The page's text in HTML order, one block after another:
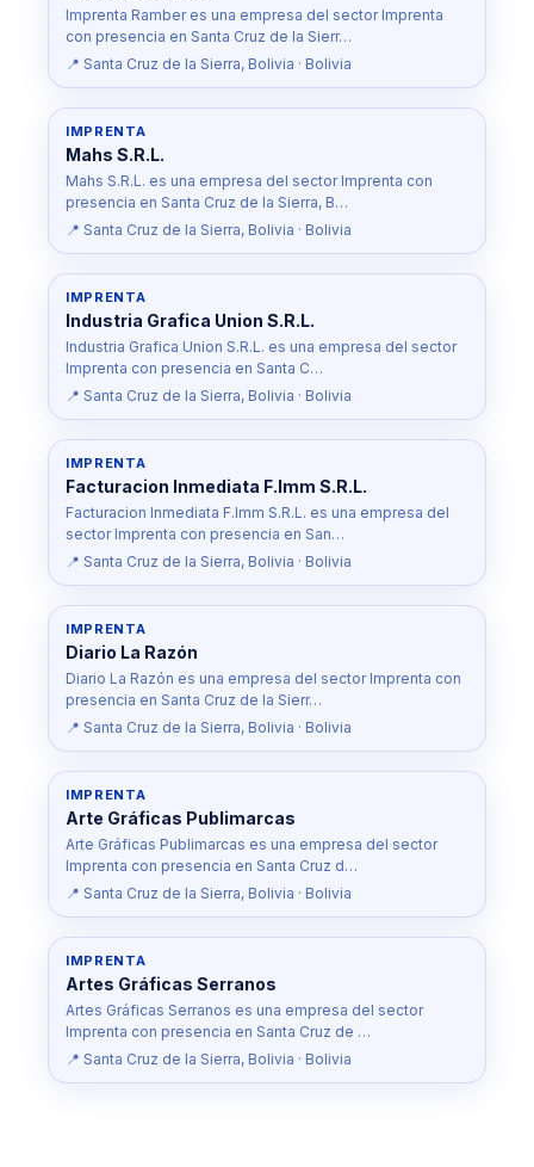
Imprenta Ramber es una empresa del sector Imprenta
con presencia en Santa Cruz de la Sierr…
📍 Santa Cruz de la Sierra, Bolivia · Bolivia
IMPRENTA
Mahs S.R.L.
Mahs S.R.L. es una empresa del sector Imprenta con
presencia en Santa Cruz de la Sierra, B…
📍 Santa Cruz de la Sierra, Bolivia · Bolivia
IMPRENTA
Industria Grafica Union S.R.L.
Industria Grafica Union S.R.L. es una empresa del sector
Imprenta con presencia en Santa C…
📍 Santa Cruz de la Sierra, Bolivia · Bolivia
IMPRENTA
Facturacion Inmediata F.Imm S.R.L.
Facturacion Inmediata F.Imm S.R.L. es una empresa del
sector Imprenta con presencia en San…
📍 Santa Cruz de la Sierra, Bolivia · Bolivia
IMPRENTA
Diario La Razón
Diario La Razón es una empresa del sector Imprenta con
presencia en Santa Cruz de la Sierr…
📍 Santa Cruz de la Sierra, Bolivia · Bolivia
IMPRENTA
Arte Gráficas Publimarcas
Arte Gráficas Publimarcas es una empresa del sector
Imprenta con presencia en Santa Cruz d…
📍 Santa Cruz de la Sierra, Bolivia · Bolivia
IMPRENTA
Artes Gráficas Serranos
Artes Gráficas Serranos es una empresa del sector
Imprenta con presencia en Santa Cruz de …
📍 Santa Cruz de la Sierra, Bolivia · Bolivia